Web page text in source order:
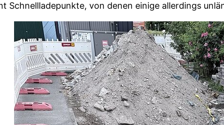
Schnellladepunkte, von denen einige allerdings